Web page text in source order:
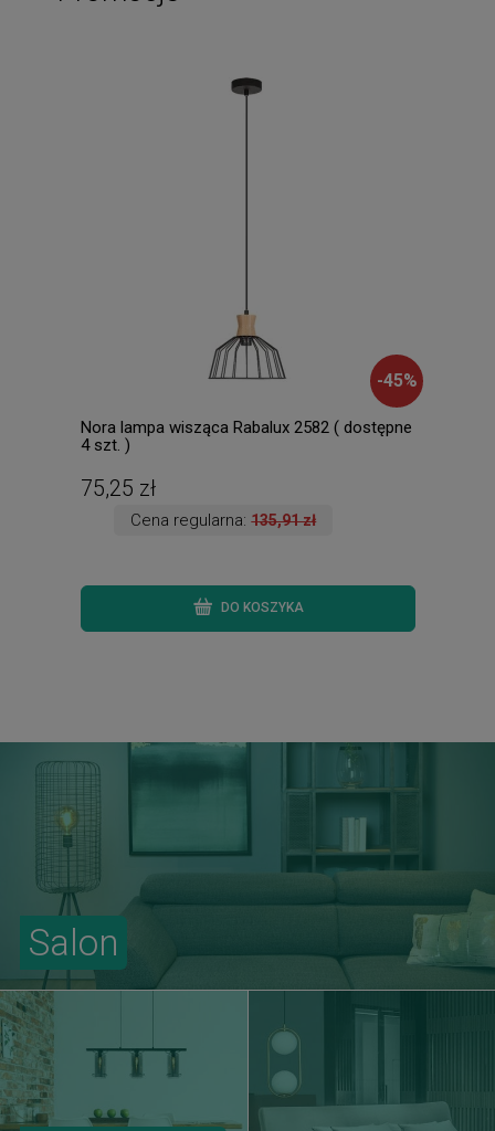
-45%
Nora lampa wisząca Rabalux 2582 ( dostępne
4 szt. )
75,25 zł
Cena regularna:135,91 zł
DO KOSZYKA
Salon